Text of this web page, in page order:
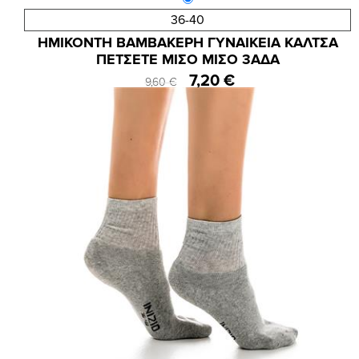
36-40
Κωδ.:3906
ΗΜΙΚΟΝΤΗ ΒΑΜΒΑΚΕΡΗ ΓΥΝΑΙΚΕΙΑ ΚΑΛΤΣΑ
ΠΕΤΣΕΤΕ ΜΙΣΟ ΜΙΣΟ 3ΑΔΑ
9,60 € 7,20 €